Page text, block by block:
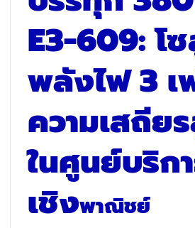
E3-609: โ
พลังไฟ 3 เ
ความเสถีย
ในศูนย์บริก
เชิงพาณิชย์